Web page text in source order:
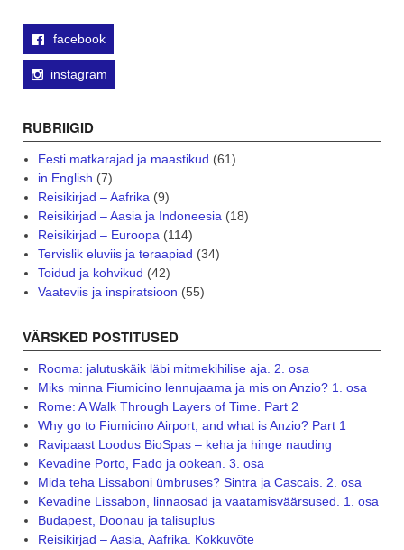
facebook
instagram
RUBRIIGID
Eesti matkarajad ja maastikud (61)
in English (7)
Reisikirjad – Aafrika(9)
Reisikirjad – Aasia ja Indoneesia(18)
Reisikirjad – Euroopa(114)
Tervislik eluviis ja teraapiad (34)
Toidud ja kohvikud (42)
Vaateviis ja inspiratsioon (55)
VÄRSKED POSTITUSED
Rooma: jalutuskäik läbi mitmekihilise aja. 2. osa
Miks minna Fiumicino lennujaama ja mis on Anzio? 1. osa
Rome: A Walk Through Layers of Time. Part 2
Why go to Fiumicino Airport, and what is Anzio? Part 1
Ravipaast Loodus BioSpas – keha ja hinge nauding
Kevadine Porto, Fado ja ookean. 3. osa
Mida teha Lissaboni ümbruses? Sintra ja Cascais. 2. osa
Kevadine Lissabon, linnaosad ja vaatamisväärsused. 1. osa
Budapest, Doonau ja talisuplus
Reisikirjad – Aasia, Aafrika. Kokkuvõte